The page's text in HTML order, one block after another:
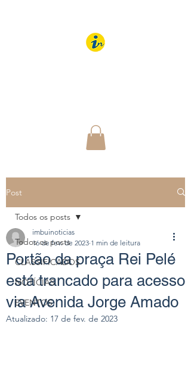
Post
Todos os posts
CLASSIFICADOS
NOTÍCIAS
EVENTOS
Todos os posts
Portão da praça Rei Pelé
está trancado para acesso
via Avenida Jorge Amado
imbuinoticias
16 de fev. de 2023 1 min de leitura
Atualizado: 17 de fev. de 2023